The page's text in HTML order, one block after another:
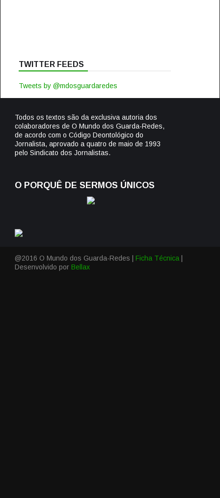
TWITTER FEEDS
Tweets by @mdosguardaredes
Todos os textos são da exclusiva autoria dos
colaboradores de O Mundo dos Guarda-Redes,
de acordo com o Código Deontológico do
Jornalista, aprovado a quatro de maio de 1993
pelo Sindicato dos Jornalistas.
O PORQUÊ DE SERMOS ÚNICOS
@2016 O Mundo dos Guarda-Redes | Ficha Técnica
Desenvolvido por Bellax